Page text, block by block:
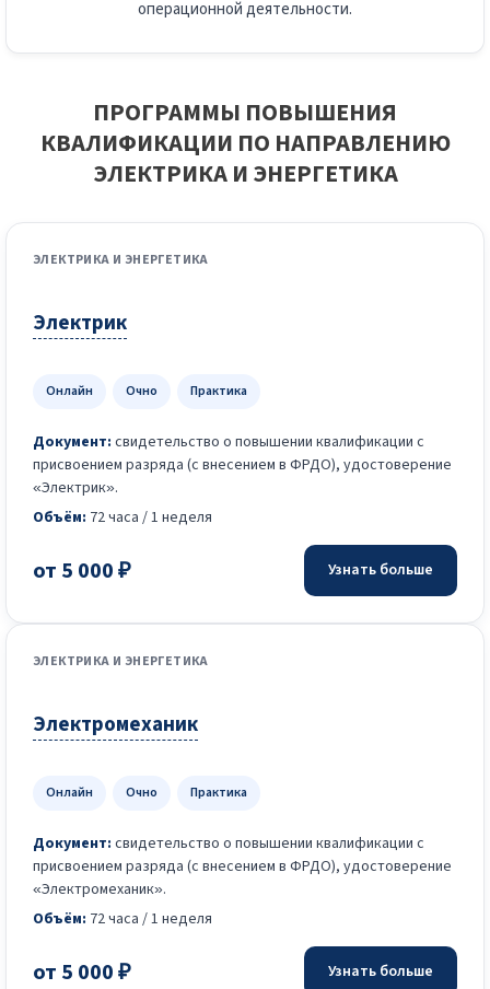
операционной деятельности.
ПРОГРАММЫ ПОВЫШЕНИЯ
КВАЛИФИКАЦИИ ПО НАПРАВЛЕНИЮ
ЭЛЕКТРИКА И ЭНЕРГЕТИКА
ЭЛЕКТРИКА И ЭНЕРГЕТИКА
Электрик
Онлайн Очно Практика
Документ: свидетельство о повышении квалификации с
присвоением разряда (с внесением в ФРДО), удостоверение
«Электрик».
Объём: 72 часа / 1 неделя
от 5 000 ₽ Узнать больше
ЭЛЕКТРИКА И ЭНЕРГЕТИКА
Электромеханик
Онлайн Очно Практика
Документ: свидетельство о повышении квалификации с
присвоением разряда (с внесением в ФРДО), удостоверение
«Электромеханик».
Объём: 72 часа / 1 неделя
от 5 000 ₽ Узнать больше